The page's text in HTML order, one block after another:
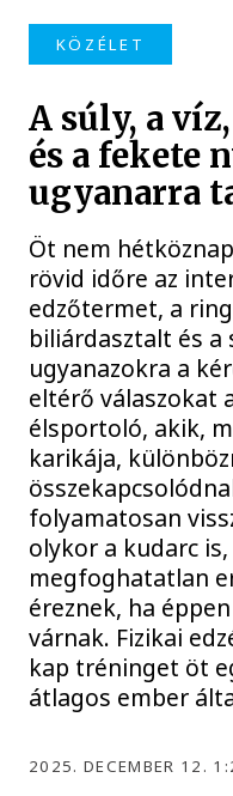
KÖZÉLET
A súly, a
és a fekete
ugyanarra
Öt nem
rövid időre az
edzőtermet, a
biliárdasztalt és
ugyanazokra a
eltérő válaszokat
élsportoló, akik,
karikája,
folyamatosan
olykor a kudarc
megfoghatatlan
éreznek, ha
várnak. Fizikai
kap tréninget öt
átlagos ember
2025. DECEMBER 12.